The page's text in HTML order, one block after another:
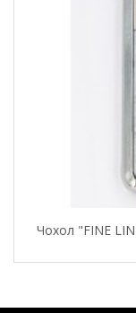
Чохол "FINE